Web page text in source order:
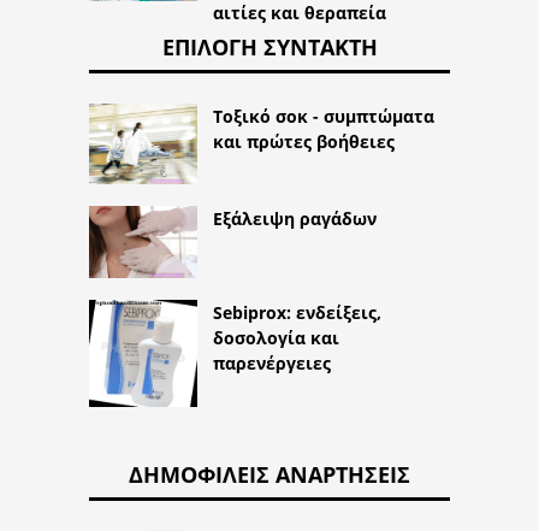
αιτίες και θεραπεία
ΕΠΙΛΟΓΉ ΣΥΝΤΆΚΤΗ
Τοξικό σοκ - συμπτώματα
και πρώτες βοήθειες
Εξάλειψη ραγάδων
Sebiprox: ενδείξεις,
δοσολογία και
παρενέργειες
ΔΗΜΟΦΙΛΕΊΣ ΑΝΑΡΤΉΣΕΙΣ